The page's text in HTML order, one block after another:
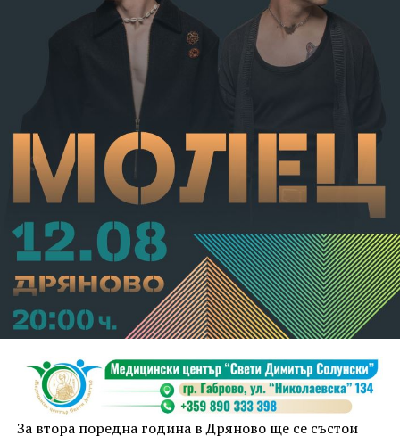
С постановление на Районна прокуратура-Габрово
В.А. е бил задържан за срок до 72 часа, а с
определение на Районен съд-Габрово спрямо него е
взета мярка за неотклонение „домашен арест“.
Съдебният акт е окончателен.
За втора поредна година в Дряново ще се състои